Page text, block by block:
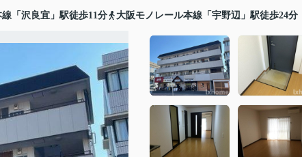
「沢良宜」駅徒歩11分 大阪モノレール本線「宇野辺」駅徒歩24分